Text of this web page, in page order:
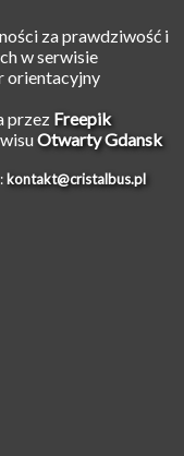
za prawdziwość i
w serwisie
orientacyjny
przez Freepik
Otwarty Gdansk
kontakt@cristalbus.pl